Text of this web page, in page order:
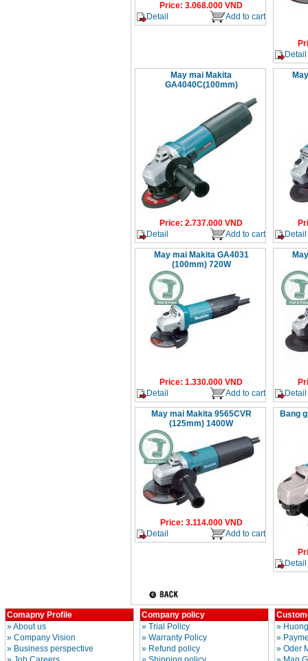
Price: 3.068.000 VND
Detail
Add to cart
Detail
May mai Makita
GA4040C(100mm)
Price: 2.737.000 VND
Detail
Add to cart
Detail
May mai Makita GA4031
(100mm) 720W
Price: 1.330.000 VND
Detail
Add to cart
Detail
May mai Makita 9565CVR
(125mm) 1400W
Price: 3.114.000VND
Detail
Add to cart
Bang
Detail
Comapny Profile
»About us
» Company Vision
» Business perspective
Company policy
» Trial Policy
» Warranty Policy
» Refund policy
»
»
» Oder